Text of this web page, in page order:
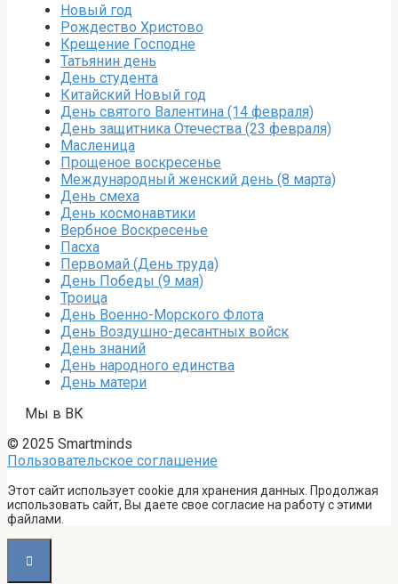
Новый год
Рождество Христово
Крещение Господне
Татьянин день
День студента
Китайский Новый год
День святого Валентина (14 февраля)
День защитника Отечества (23 февраля)
Масленица
Прощеное воскресенье
Международный женский день (8 марта)
День смеха
День космонавтики
Вербное Воскресенье
Пасха
Первомай (День труда)
День Победы (9 мая)
Троица
День Военно-Морского Флота
День Воздушно-десантных войск
День знаний
День народного единства
День матери
Мы в ВК
© 2025 Smartminds
Пользовательское соглашение
Этот сайт использует cookie для хранения данных. Продолжая
использовать сайт, Вы даете свое согласие на работу с этими
файлами.